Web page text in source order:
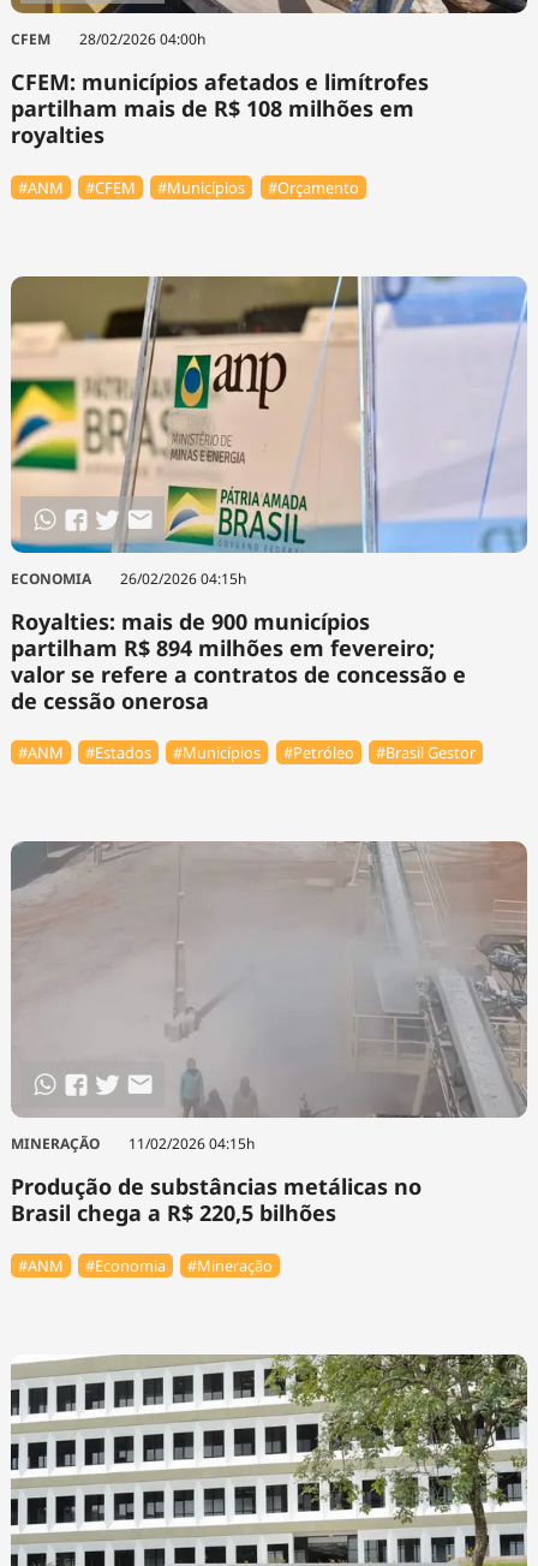
CFEM 28/02/2026 04:00h
CFEM: municípios afetados e limítrofes
partilham mais de R$ 108 milhões em
royalties
#ANM #CFEM #Municípios #Orçamento
ECONOMIA 26/02/2026 04:15h
Royalties: mais de 900 municípios
partilham R$ 894 milhões em fevereiro;
valor se refere a contratos de concessão e
de cessão onerosa
#ANM #Estados #Municípios #Petróleo #Brasil Gestor
MINERAÇÃO 11/02/2026 04:15h
Produção de substâncias metálicas no
Brasil chega a R$ 220,5 bilhões
#ANM #Economia #Mineração